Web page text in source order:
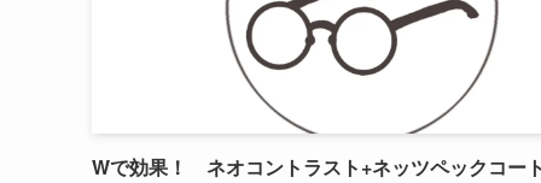
Wで効果！ ネオコントラスト+ネッツペックコート